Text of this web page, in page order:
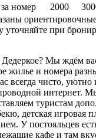
за номер 2000
уточняйте при
Дедеркое? Мы ждём
жилье и номера
всегда чисто, уютно
интернет.
туристам
детская игровая
У постояльцев
кафе и там